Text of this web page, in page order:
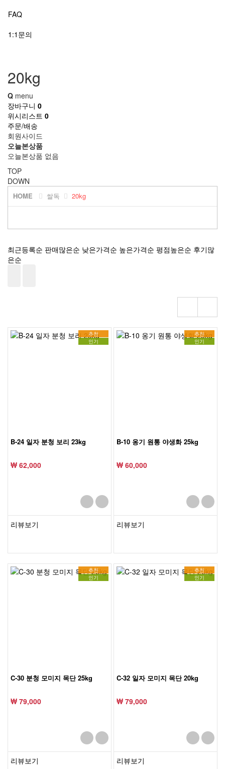
FAQ
1:1문의
20kg
Q menu
장바구니 0
위시리스트 0
주문/배송
회원사이드
오늘본상품
오늘본상품 없음
TOP
DOWN
HOME 쌀독 20kg
최근등록순 판매많은순 낮은가격순 높은가격순 평점높은순 후기많
은순
추천
인기
B-24 일자 분청 보리 23kg
₩ 62,000
리뷰보기
추천
인기
B-10 옹기 원통 야생화 25kg
₩ 60,000
리뷰보기
추천
인기
C-30 분청 모미지 목단 25kg
₩ 79,000
리뷰보기
추천
인기
C-32 일자 모미지 목단 20kg
₩ 79,000
리뷰보기